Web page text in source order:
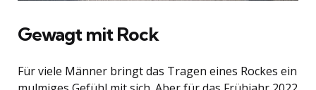
Gewagt mit Rock
Für viele Männer bringt das Tragen eines Rockes ein